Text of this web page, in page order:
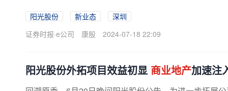
阳光股份 新业态
深圳
证券时报·e公司
康殷 2024-07-18 22:09
阳光股份外拓项目效益初显 商业地产加速注